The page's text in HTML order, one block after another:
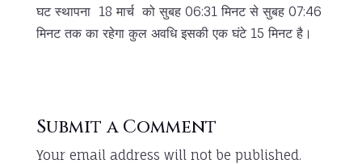
घट स्थापना 18 मार्च को सुबह 06:31 मिनट से सुबह 07:46
मिनट तक का रहेगा कुल अवधि इसकी एक घंटे 15 मिनट है।
Submit a Comment
Your email address will not be published.